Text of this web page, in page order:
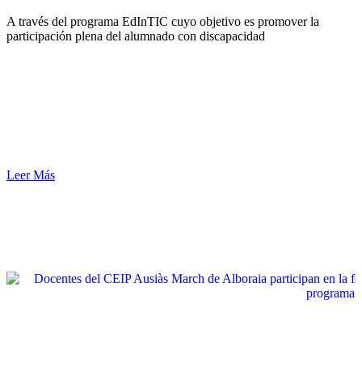
A través del programa EdInTIC cuyo objetivo es promover la
participación plena del alumnado con discapacidad
Leer Más